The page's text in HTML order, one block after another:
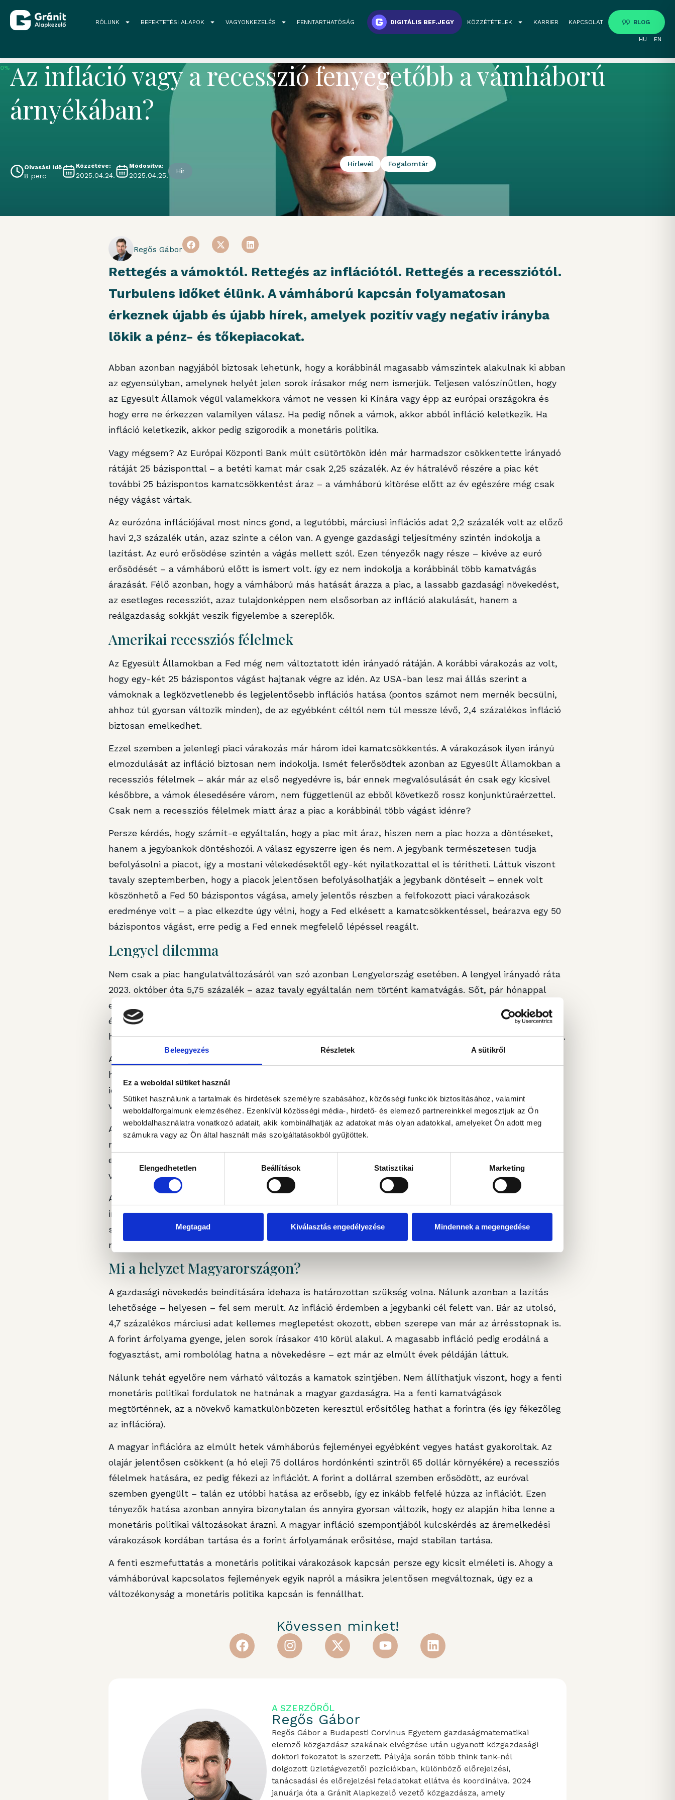
Beleegyezés Részletek A sütikről
Ez a weboldal sütiket használ
Sütiket használunk a tartalmak és hirdetések személyre szabásához, közösségi funkciók biztosításához, valamint
weboldalforgalmunk elemzéséhez. Ezenkívül közösségi média-, hirdető- és elemező partnereinkkel megosztjuk az Ön
weboldalhasználatra vonatkozó adatait, akik kombinálhatják az adatokat más olyan adatokkal, amelyeket Ön adott meg
számukra vagy az Ön által használt más szolgáltatásokból gyűjtöttek.
Hozzájárulás
kiválasztásaElengedhetetlen Beállítások Statisztikai Marketing
Megtagad Kiválasztás engedélyezése Mindennek a megengedése
RÓLUNK BEFEKTETÉSI ALAPOK VAGYONKEZELÉS FENNTARTHATÓSÁG DIGITÁLIS BEF.JEGY KÖZZÉTÉTELEK KARRIER KAPCSOLAT BLOG
HU EN
Az infláció vagy a recesszió fenyegetőbb a vámháború
árnyékában?
Olvasási idő
8 perc
Közzétéve:
2025.04.24.
Módosítva:
2025.04.25.
Hír
Hírlevél Fogalomtár
Regős Gábor
Rettegés a vámoktól. Rettegés az inflációtól. Rettegés a recessziótól.
Turbulens időket élünk. A vámháború kapcsán folyamatosan
érkeznek újabb és újabb hírek, amelyek pozitív vagy negatív irányba
lökik a pénz- és tőkepiacokat.
Abban azonban nagyjából biztosak lehetünk, hogy a korábbinál magasabb vámszintek alakulnak ki abban
az egyensúlyban, amelynek helyét jelen sorok írásakor még nem ismerjük. Teljesen valószínűtlen, hogy
az Egyesült Államok végül valamekkora vámot ne vessen ki Kínára vagy épp az európai országokra és
hogy erre ne érkezzen valamilyen válasz. Ha pedig nőnek a vámok, akkor abból infláció keletkezik. Ha
infláció keletkezik, akkor pedig szigorodik a monetáris politika.
Vagy mégsem? Az Európai Központi Bank múlt csütörtökön idén már harmadszor csökkentette irányadó
rátáját 25 bázisponttal – a betéti kamat már csak 2,25 százalék. Az év hátralévő részére a piac két
további 25 bázispontos kamatcsökkentést áraz – a vámháború kitörése előtt az év egészére még csak
négy vágást vártak.
Az eurózóna inflációjával most nincs gond, a legutóbbi, márciusi inflációs adat 2,2 százalék volt az előző
havi 2,3 százalék után, azaz szinte a célon van. A gyenge gazdasági teljesítmény szintén indokolja a
lazítást. Az euró erősödése szintén a vágás mellett szól. Ezen tényezők nagy része – kivéve az euró
erősödését – a vámháború előtt is ismert volt. így ez nem indokolja a korábbinál több kamatvágás
árazását. Félő azonban, hogy a vámháború más hatását árazza a piac, a lassabb gazdasági növekedést,
az esetleges recessziót, azaz tulajdonképpen nem elsősorban az infláció alakulását, hanem a
reálgazdaság sokkját veszik figyelembe a szereplők.
Amerikai recessziós félelmek
Az Egyesült Államokban a Fed még nem változtatott idén irányadó rátáján. A korábbi várakozás az volt,
hogy egy-két 25 bázispontos vágást hajtanak végre az idén. Az USA-ban lesz mai állás szerint a
vámoknak a legközvetlenebb és legjelentősebb inflációs hatása (pontos számot nem mernék becsülni,
ahhoz túl gyorsan változik minden), de az egyébként céltól nem túl messze lévő, 2,4 százalékos infláció
biztosan emelkedhet.
Ezzel szemben a jelenlegi piaci várakozás már három idei kamatcsökkentés. A várakozások ilyen irányú
elmozdulását az infláció biztosan nem indokolja. Ismét felerősödtek azonban az Egyesült Államokban a
recessziós félelmek – akár már az első negyedévre is, bár ennek megvalósulását én csak egy kicsivel
későbbre, a vámok élesedésére várom, nem függetlenül az ebből következő rossz konjunktúraérzettel.
Csak nem a recessziós félelmek miatt áraz a piac a korábbinál több vágást idénre?
Persze kérdés, hogy számít-e egyáltalán, hogy a piac mit áraz, hiszen nem a piac hozza a döntéseket,
hanem a jegybankok döntéshozói. A válasz egyszerre igen és nem. A jegybank természetesen tudja
befolyásolni a piacot, így a mostani vélekedésektől egy-két nyilatkozattal el is térítheti. Láttuk viszont
tavaly szeptemberben, hogy a piacok jelentősen befolyásolhatják a jegybank döntéseit – ennek volt
köszönhető a Fed 50 bázispontos vágása, amely jelentős részben a felfokozott piaci várakozások
eredménye volt – a piac elkezdte úgy vélni, hogy a Fed elkésett a kamatcsökkentéssel, beárazva egy 50
bázispontos vágást, erre pedig a Fed ennek megfelelő lépéssel reagált.
Lengyel dilemma
Nem csak a piac hangulatváltozásáról van szó azonban Lengyelország esetében. A lengyel irányadó ráta
2023. október óta 5,75 százalék – azaz tavaly egyáltalán nem történt kamatvágás. Sőt, pár hónappal
ezelőtt – tekintettel az inflációs folyamatokra -, a jegybanki vezetők még arról beszéltek, hogy talán az
év vége felé lesz lehetőség kamatcsökkentésre. Március végén a jegybank döntéshozói azt nyilatkozták,
hogy nagyjából 50 százalékra tehető annak a valószínűsége, hogy az idén lazítanak a monetáris politikán.
Az április eleji monetáris tanácsi ülést követően minden megváltozott. A döntéshozók sokkal szelídebb
hangot ütöttek meg, elkezdtek a májusi kamatcsökkentés növekvő esélyéről beszélni, illetve arról, hogy
idén 50-100 bázisponttal csökkenhet az alapkamat, sőt ez a májusi (vagy ha nem májusi, akkor júniusi
vagy júliusi) kamatcsökkentés rögtön 50 bázispontos lehet.
A kamatcsökkentési terveik változását az infláció alakulásával magyarázták – miszerint az első
negyedévben az infláció a várakozásuknál kedvezőbben alakult. Az év egészére a jegybank novemberi
előrejelzése 5,6 százalékos inflációt várt, ezzel szemben az első negyedéves infláció „csak” 4,9 százalék
volt – ami viszont még mindig érdemben magasabb a 2,5 százalékos jegybanki célnál.
A jegybanki döntéshozók kommentárjaiban viszont itt is felmerült a gyenge gazdasági teljesítmény mint
indok – lehet tehát, hogy az inflációt háttérbe szorítja a GDP? Tegyük hozzá: a lengyel GDP tavaly 2,9
százalékkal nőtt, ami a mostani környezetben kifejezetten jó teljesítmény, míg idénre a jegybank
novemberben (tehát a vámháború kitörése előtt) 3,4 százalékos növekedést várt.
Mi a helyzet Magyarországon?
A gazdasági növekedés beindítására idehaza is határozottan szükség volna. Nálunk azonban a lazítás
lehetősége – helyesen – fel sem merült. Az infláció érdemben a jegybanki cél felett van. Bár az utolsó,
4,7 százalékos márciusi adat kellemes meglepetést okozott, ebben szerepe van már az árrésstopnak is.
A forint árfolyama gyenge, jelen sorok írásakor 410 körül alakul. A magasabb infláció pedig erodálná a
fogyasztást, ami rombolólag hatna a növekedésre – ezt már az elmúlt évek példáján láttuk.
Nálunk tehát egyelőre nem várható változás a kamatok szintjében. Nem állíthatjuk viszont, hogy a fenti
monetáris politikai fordulatok ne hatnának a magyar gazdaságra. Ha a fenti kamatvágások
megtörténnek, az a növekvő kamatkülönbözeten keresztül erősítőleg hathat a forintra (és így fékezőleg
az inflációra).
A magyar inflációra az elmúlt hetek vámháborús fejleményei egyébként vegyes hatást gyakoroltak. Az
olajár jelentősen csökkent (a hó eleji 75 dolláros hordónkénti szintről 65 dollár környékére) a recessziós
félelmek hatására, ez pedig fékezi az inflációt. A forint a dollárral szemben erősödött, az euróval
szemben gyengült – talán ez utóbbi hatása az erősebb, így ez inkább felfelé húzza az inflációt. Ezen
tényezők hatása azonban annyira bizonytalan és annyira gyorsan változik, hogy ez alapján hiba lenne a
monetáris politikai változásokat árazni. A magyar infláció szempontjából kulcskérdés az áremelkedési
várakozások kordában tartása és a forint árfolyamának erősítése, majd stabilan tartása.
A fenti eszmefuttatás a monetáris politikai várakozások kapcsán persze egy kicsit elméleti is. Ahogy a
vámháborúval kapcsolatos fejlemények egyik napról a másikra jelentősen megváltoznak, úgy ez a
változékonyság a monetáris politika kapcsán is fennállhat.
Kövessen minket!
A SZERZŐRŐL
Regős Gábor
Regős Gábor a Budapesti Corvinus Egyetem gazdaságmatematikai
elemző közgazdász szakának elvégzése után ugyanott közgazdasági
doktori fokozatot is szerzett. Pályája során több think tank-nél
dolgozott üzletágvezetői pozíciókban, különböző előrejelzési,
tanácsadási és előrejelzési feladatokat ellátva és koordinálva. 2024
januárja óta a Gránit Alapkezelő vezető közgazdásza, amely
0%